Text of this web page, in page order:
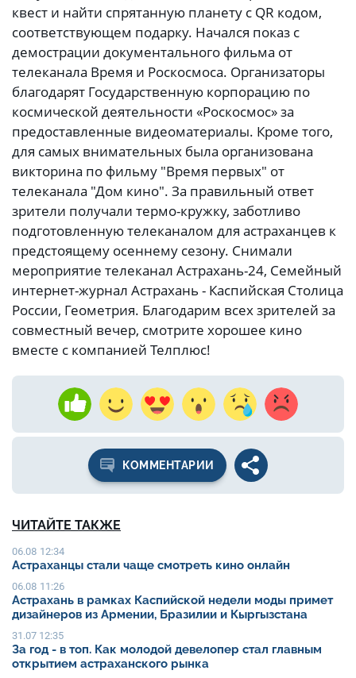
квест и найти спрятанную планету с QR кодом,
соответствующем подарку. Начался показ с
демострации документального фильма от
телеканала Время и Роскосмоса. Организаторы
благодарят Государственную корпорацию по
космической деятельности «Роскосмос» за
предоставленные видеоматериалы. Кроме того,
для самых внимательных была организована
викторина по фильму "Время первых" от
телеканала "Дом кино". За правильный ответ
зрители получали термо-кружку, заботливо
подготовленную телеканалом для астраханцев к
предстоящему осеннему сезону. Снимали
мероприятие телеканал Астрахань-24, Семейный
интернет-журнал Астрахань - Каспийская Столица
России, Геометрия. Благодарим всех зрителей за
совместный вечер, смотрите хорошее кино
вместе с компанией Телплюс!
КОММЕНТАРИИ
ЧИТАЙТЕ ТАКЖЕ
06.08 12:34
Астраханцы стали чаще смотреть кино онлайн
06.08 11:26
Астрахань в рамках Каспийской недели моды примет
дизайнеров из Армении, Бразилии и Кыргызстана
31.07 12:35
За год - в топ. Как молодой девелопер стал главным
открытием астраханского рынка